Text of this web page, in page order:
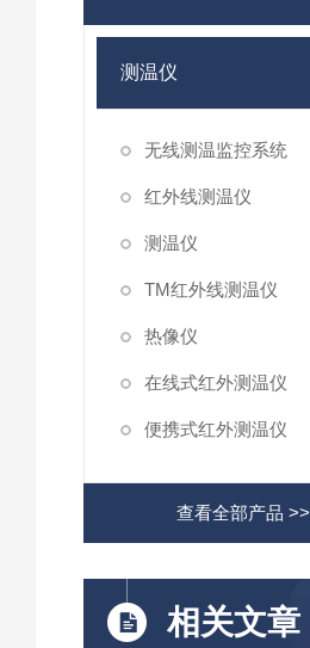
测温仪
无线测温监控系统
红外线测温仪
测温仪
TM红外线测温仪
热像仪
在线式红外测温仪
便携式红外测温仪
查看全部产品 >>
相关文章